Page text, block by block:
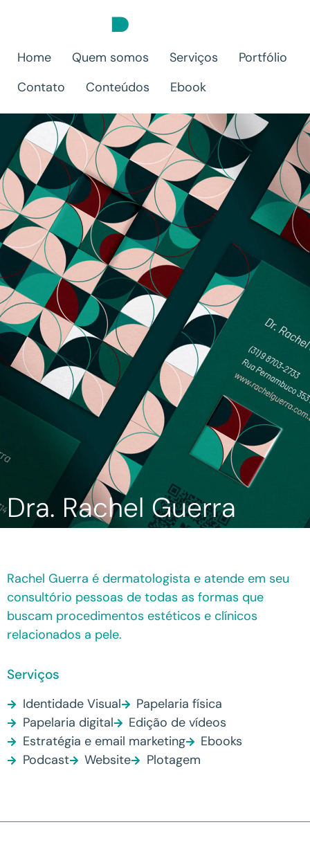
Home Quem somos Serviços
Portfólio
Contato
Conteúdos Ebook
Dra. Rachel Guerra
Rachel Guerra é dermatologista e atende em seu
consultório pessoas de todas as formas que
buscam procedimentos estéticos e clínicos
relacionados a pele.
Serviços
Identidade Visual
Papelaria física
Papelaria digital
Edição de vídeos
Estratégia e email marketing
Ebooks
Podcast
Website Plotagem